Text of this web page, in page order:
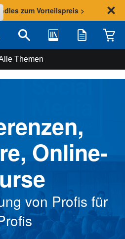
zum Vorteilspreis >
Suche Bibliothek Merkliste
Themen
Online-
von Profis für